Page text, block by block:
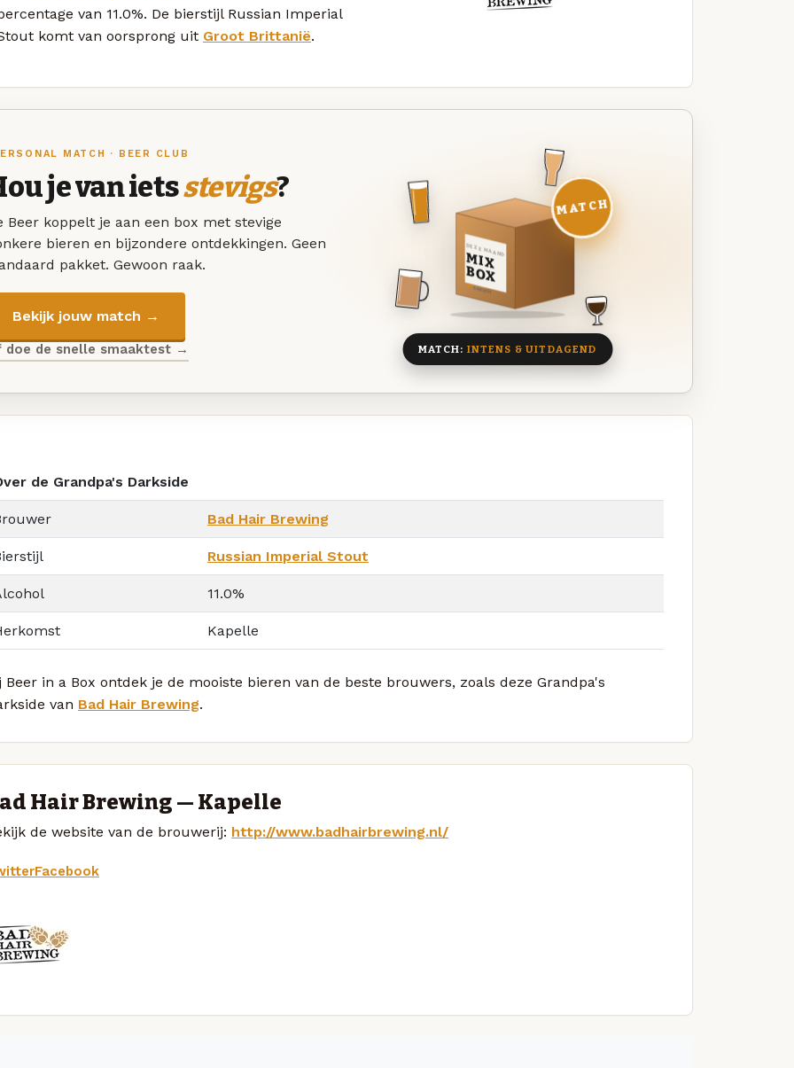
van 11.0%. De bierstijl Russian Imperial
komt van oorsprong uit Groot Brittanië.
MATCH · BEER CLUB
je van ietsstevigs?
Beer koppelt je aan een box met stevige
bieren en bijzondere ontdekkingen. Geen
pakket. Gewoon raak.
Bekijk jouw match →
doe de snelle smaaktest →
DEZE MAAND
MIX
BOX
8 BIEREN
MATCH
MATCH: INTENS & UITDAGEND
de Grandpa's Darkside
Bad Hair Brewing
Russian Imperial Stout
11.0%
Kapelle
Beer in a Box ontdek je de mooiste bieren van de beste brouwers, zoals deze Grandpa's
van Bad Hair Brewing.
Hair Brewing — Kapelle
de website van de brouwerij: http://www.badhairbrewing.nl/
Facebook